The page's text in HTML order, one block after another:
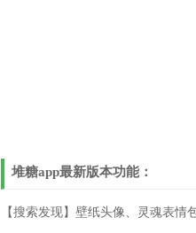
堆糖app最新版本功能：
【搜索发现】壁纸头像、灵魂表